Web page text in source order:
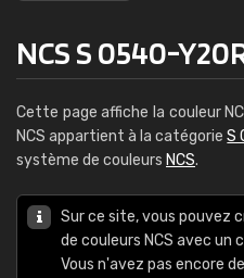
NCS S 0540-
Cette page affiche la couleur
NCS appartient à la catégorieS
système de couleurs NCS.
Sur ce site, vous pouvez
de couleurs NCS avec un
Vous n'avez pas encore